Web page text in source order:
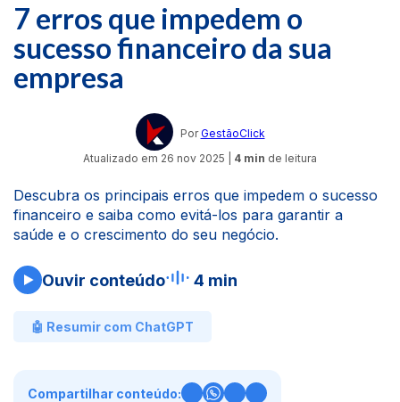
7 erros que impedem o
sucesso financeiro da sua
empresa
Por GestãoClick
Atualizado em 26 nov 2025 4 min de leitura
Descubra os principais erros que impedem o sucesso
financeiro e saiba como evitá-los para garantir a
saúde e o crescimento do seu negócio.
Ouvir conteúdo 4 min
🤖 Resumir com ChatGPT
Compartilhar conteúdo: